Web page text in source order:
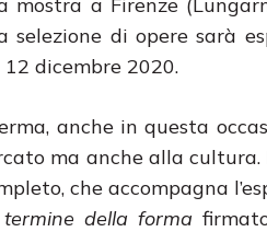
selezione di opere sarà
dicembre 2020.
anche in questa
ma anche alla
che accompagna
della forma